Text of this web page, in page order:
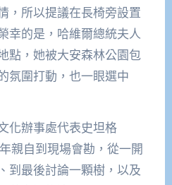
，所以提議在長椅旁設置
幸的是，哈維爾總統夫人
點，她被大安森林公園包
氛圍打動，也一眼選中
化辦事處代表史坦格
親自到現場會勘，從一開
到最後討論一顆樹，以及